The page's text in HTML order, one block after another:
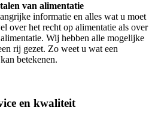
van alimentatie
informatie en alles wat u moet
over het recht op alimentatie als over
Wij hebben alle mogelijke
rij gezet. Zo weet u wat een
betekenen.
en kwaliteit